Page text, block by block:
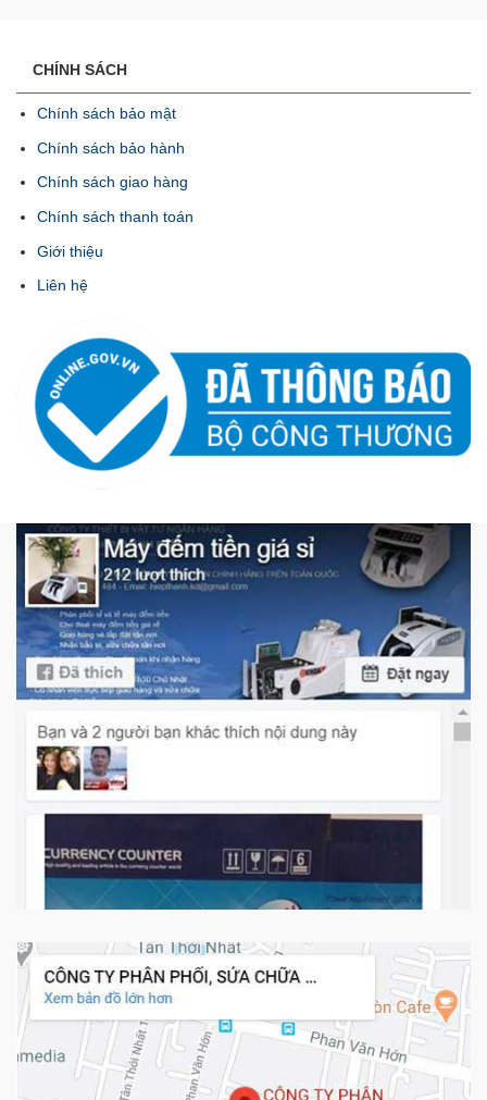
CHÍNH SÁCH
Chính sách bảo mật
Chính sách bảo hành
Chính sách giao hàng
Chính sách thanh toán
Giới thiệu
Liên hệ